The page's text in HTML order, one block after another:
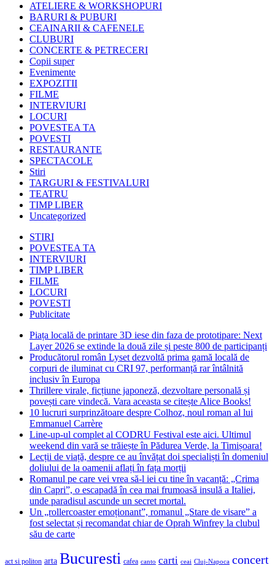
ATELIERE & WORKSHOPURI
BARURI & PUBURI
CEAINARII & CAFENELE
CLUBURI
CONCERTE & PETRECERI
Copii super
Evenimente
EXPOZITII
FILME
INTERVIURI
LOCURI
POVESTEA TA
POVESTI
RESTAURANTE
SPECTACOLE
Stiri
TARGURI & FESTIVALURI
TEATRU
TIMP LIBER
Uncategorized
STIRI
POVESTEA TA
INTERVIURI
TIMP LIBER
FILME
LOCURI
POVESTI
Publicitate
Piața locală de printare 3D iese din faza de prototipare: Next
Layer 2026 se extinde la două zile și peste 800 de participanți
Producătorul român Lyset dezvoltă prima gamă locală de
corpuri de iluminat cu CRI 97, performanță rar întâlnită
inclusiv în Europa
Thrillere virale, ficțiune japoneză, dezvoltare personală și
povești care vindecă. Vara aceasta se citește Alice Books!
10 lucruri surprinzătoare despre Colhoz, noul roman al lui
Emmanuel Carrère
Line-up-ul complet al CODRU Festival este aici. Ultimul
weekend din vară se trăiește în Pădurea Verde, la Timișoara!
Lecții de viață, despre ce au învățat doi specialiști în domeniul
doliului de la oamenii aflați în fața morții
Romanul pe care vei vrea să-l iei cu tine în vacanță: „Crima
din Capri”, o escapadă în cea mai frumoasă insulă a Italiei,
unde paradisul ascunde un secret mortal.
Un „rollercoaster emoționant”, romanul „Stare de visare” a
fost selectat și recomandat chiar de Oprah Winfrey la clubul
său de carte
act si politon arta Bucuresti cafea canto carti ceai Cluj-Napoca concert